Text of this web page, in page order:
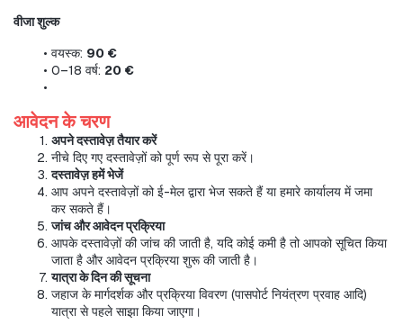
वीजा शुल्क
वयस्क: 90 €
0–18 वर्ष: 20 €
आवेदन के चरण
अपने दस्तावेज़ तैयार करें
नीचे दिए गए दस्तावेज़ों को पूर्ण रूप से पूरा करें।
दस्तावेज़ हमें भेजें
आप अपने दस्तावेज़ों को ई-मेल द्वारा भेज सकते हैं या हमारे कार्यालय में जमा
कर सकते हैं।
जांच और आवेदन प्रक्रिया
आपके दस्तावेज़ों की जांच की जाती है, यदि कोई कमी है तो आपको सूचित किया
जाता है और आवेदन प्रक्रिया शुरू की जाती है।
यात्रा के दिन की सूचना
जहाज के मार्गदर्शक और प्रक्रिया विवरण (पासपोर्ट नियंत्रण प्रवाह आदि)
यात्रा से पहले साझा किया जाएगा।